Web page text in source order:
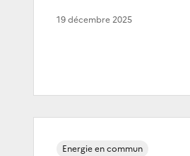
19 décembre 2025
Energie en commun